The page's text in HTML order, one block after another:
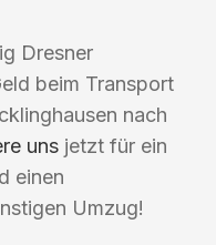
Dresner
beim Transport
nach
uns jetzt für ein
einen
Umzug!